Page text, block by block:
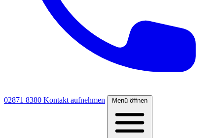
02871 8380 Kontakt aufnehmen Menü öffnen